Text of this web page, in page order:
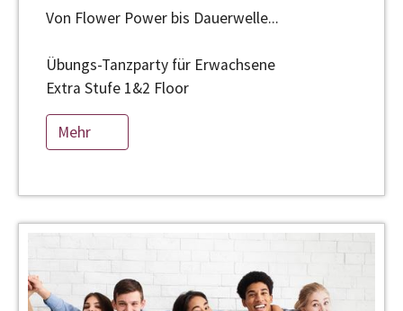
Von Flower Power bis Dauerwelle...
Übungs-Tanzparty für Erwachsene
Extra Stufe 1&2 Floor
Mehr